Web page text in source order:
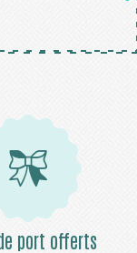
port offerts